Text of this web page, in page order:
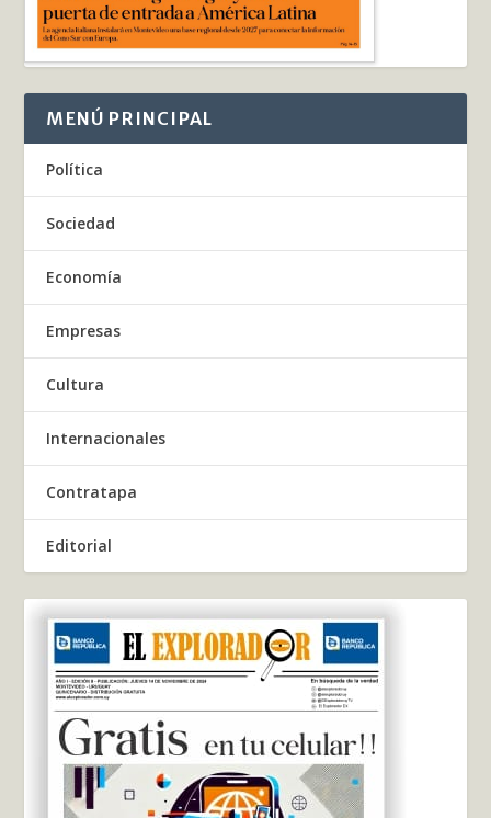
MENÚ PRINCIPAL
Política
Sociedad
Economía
Empresas
Cultura
Internacionales
Contratapa
Editorial